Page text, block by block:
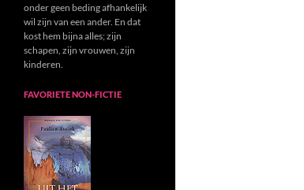
onder geen beding afhankelijk
wil zijn van een ander. En dat
kost hem bijna alles; zijn
schapen, zijn vrouwen, zijn
kinderen.
FAVORIETE NON-FICTIE